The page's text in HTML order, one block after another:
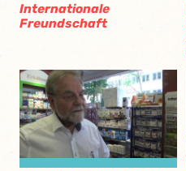
Internationale
Freundschaft